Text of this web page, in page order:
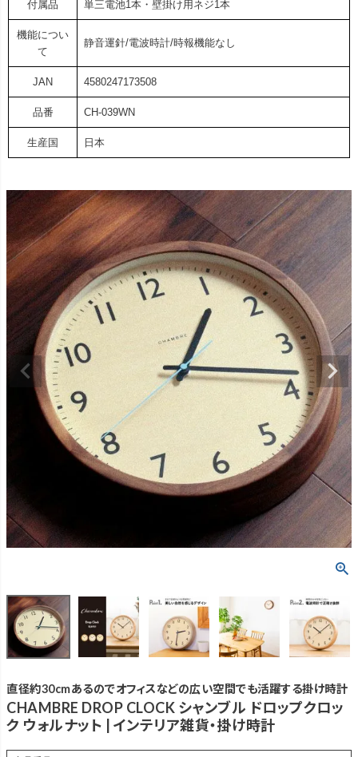
付属品 単三電池1本・壁掛け用ネジ1本
機能につい
て
静音運針/電波時計/時報機能なし
JAN 4580247173508
品番 CH-039WN
生産国 日本
直径約30cmあるのでオフィスなどの広い空間でも活躍する掛け時計
CHAMBRE DROP CLOCK シャンブル ドロップクロッ
ク ウォルナット | インテリア雑貨・掛け時計